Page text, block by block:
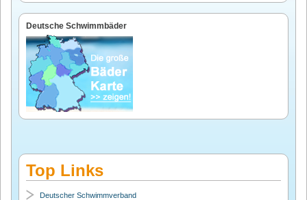
Deutsche Schwimmbäder
Top Links
Deutscher Schwimmverband